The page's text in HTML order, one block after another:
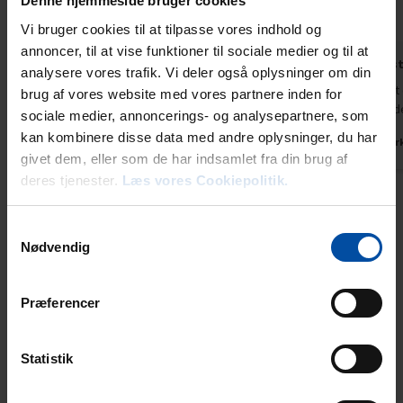
Vi bruger cookies til at tilpasse vores indhold og
annoncer, til at vise funktioner til sociale medier og til at
analysere vores trafik. Vi deler også oplysninger om din
brug af vores website med vores partnere inden for
sociale medier, annoncerings- og analysepartnere, som
kan kombinere disse data med andre oplysninger, du har
givet dem, eller som de har indsamlet fra din brug af
deres tjenester. Læs vores Cookiepolitik.
Nødvendig
Præferencer
Statistik
4,3
4,5
Gæst fra Tyskland
jun 2026
Huset er perfekt beliggende. Udsigten over
havet er betagende. Selve huset er udstyret
med alt, hvad man behøver, og gasgrillen og
spabadet fuldender en dejlig dag. Et par
reparationer kunne foretages. For eksempel
lukker den ene soveværelsesdør ikke længere
ordentligt. Ellers er huset fremragende.
Tyskland
Tanja
Huset er
udover
Lejeinformation